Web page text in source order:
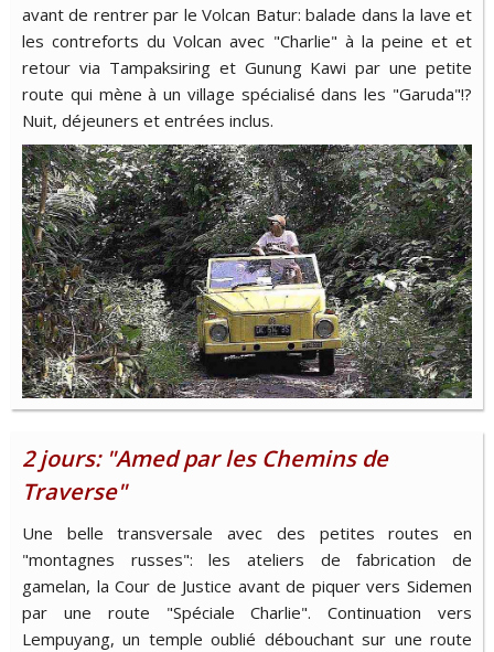
avant de rentrer par le Volcan Batur: balade dans la lave et
les contreforts du Volcan avec "Charlie" à la peine et et
retour via Tampaksiring et Gunung Kawi par une petite
route qui mène à un village spécialisé dans les "Garuda"!?
Nuit, déjeuners et entrées inclus.
2 jours: "Amed par les Chemins de
Traverse"
Une belle transversale avec des petites routes en
"montagnes russes": les ateliers de fabrication de
gamelan, la Cour de Justice avant de piquer vers Sidemen
par une route "Spéciale Charlie". Continuation vers
Lempuyang, un temple oublié débouchant sur une route